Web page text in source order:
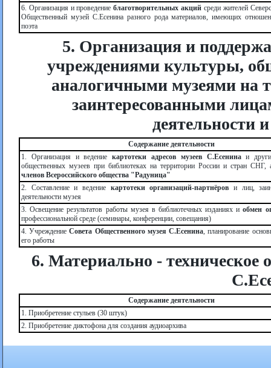
6. Организация и проведениеблаготворительных акций среди жителей
Общественный музей С.Есенина разного рода материалов, имеющих
поэта
5. Организация и
учреждениями культуры,
аналогичными музеями на
заинтересованными
деятельности
Содержание деятельности
1. Организация и ведениекартотеки адресов музеев С.Есенинаи
общественных музеев при библиотеках на территории России и стран
членов Всероссийского общества "Радуница"
2. Составление и ведение картотеки организаций-партнёров и лиц,
деятельности музея
3. Освещение результатов работы музея в библиотечных изданиях иобмен
профессиональной среде (семинары, конференции, совещания)
4. УчреждениеСовета Общественного музея С.Есенина , планирование
его работы
6. Материально - техническое
Содержание деятельности
1. Приобретение стульев (30 штук)
2. Приобретение диктофона для создания аудиоархива